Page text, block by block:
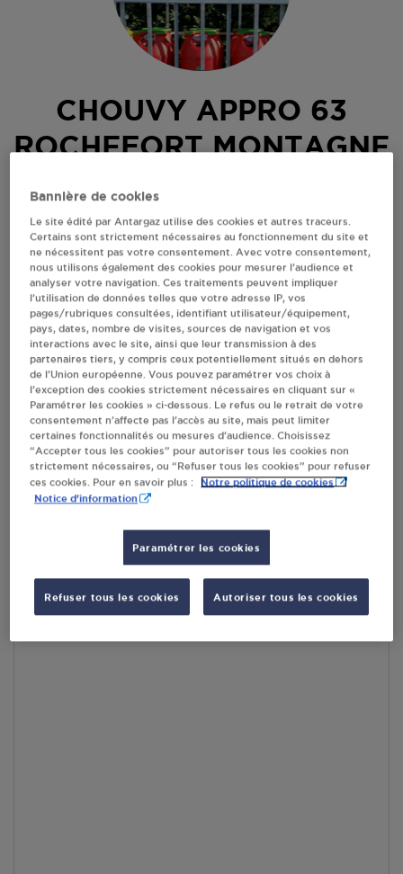
CHOUVY APPRO 63
ROCHEFORT MONTAGNE
63210ROCHEFORT MONTAGNE
Revendeur de bouteilles de gaz
S'Y RENDRE
AFFICHER LE TÉLÉPHONE
RECEVOIR LES COORDONNÉES DU REVENDEUR
En cliquant sur « S’y rendre », j’autorise le traitement
d’informations (dont mon adresse IP) et leur transfert hors UE
par Google Maps afin d’afficher la carte.
En savoir plus
Accès
Bannière de cookies
Le site édité par Antargaz utilise des cookies et autres traceurs.
Certains sont strictement nécessaires au fonctionnement du site et
ne nécessitent pas votre consentement. Avec votre consentement,
nous utilisons également des cookies pour mesurer l’audience et
analyser votre navigation. Ces traitements peuvent impliquer
l’utilisation de données telles que votre adresse IP, vos
pages/rubriques consultées, identifiant utilisateur/équipement,
pays, dates, nombre de visites, sources de navigation et vos
interactions avec le site, ainsi que leur transmission à des
partenaires tiers, y compris ceux potentiellement situés en dehors
de l’Union européenne. Vous pouvez paramétrer vos choix à
l’exception des cookies strictement nécessaires en cliquant sur «
Paramétrer les cookies » ci-dessous. Le refus ou le retrait de votre
consentement n’affecte pas l’accès au site, mais peut limiter
certaines fonctionnalités ou mesures d’audience. Choisissez
“Accepter tous les cookies” pour autoriser tous les cookies non
strictement nécessaires, ou “Refuser tous les cookies” pour refuser
ces cookies. Pour en savoir plus :
Notre politique de cookies
Notice d'information
Paramétrer les cookies
Refuser tous les cookies Autoriser tous les cookies